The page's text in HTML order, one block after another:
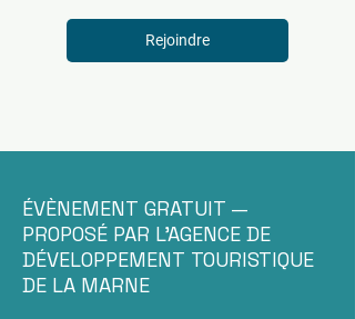
Rejoindre
ÉVÈNEMENT GRATUIT —
PROPOSÉ PAR L'AGENCE DE
DÉVELOPPEMENT TOURISTIQUE
DE LA MARNE